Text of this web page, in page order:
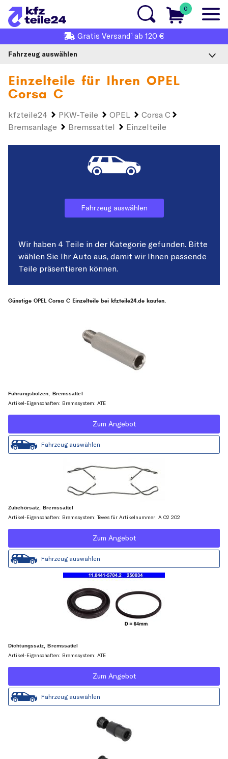
0
Gratis Versand1 ab 120 €
Fahrzeug auswählen
Einzelteile für Ihren OPEL
Corsa C
kfzteile24 PKW-Teile OPEL
Corsa C
Bremsanlage
Bremssattel Einzelteile
Fahrzeug auswählen
Wir haben 4 Teile in der Kategorie gefunden. Bitte
wählen Sie Ihr Auto aus, damit wir Ihnen passende
Teile präsentieren können.
Günstige OPEL Corsa C Einzelteile bei kfzteile24.de kaufen.
Führungsbolzen, Bremssattel
Artikel-Eigenschaften: Bremssystem: ATE
Zum Angebot
Fahrzeug auswählen
Zubehörsatz, Bremssattel
Artikel-Eigenschaften: Bremssystem: Teves für Artikelnummer: A 02 202
Zum Angebot
Fahrzeug auswählen
Dichtungssatz, Bremssattel
Artikel-Eigenschaften: Bremssystem: ATE
Zum Angebot
Fahrzeug auswählen